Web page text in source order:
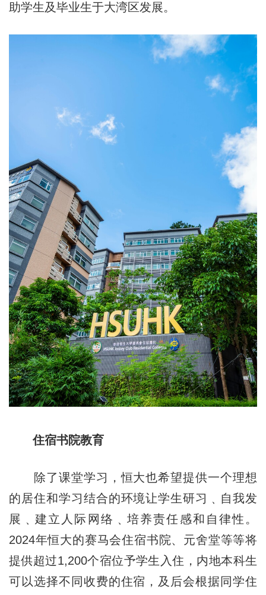
助学生及毕业生于大湾区发展。
住宿书院教育
除了课堂学习，恒大也希望提供一个理想
的居住和学习结合的环境让学生研习﹑自我发
展﹑建立人际网络﹑培养责任感和自律性。
2024年恒大的赛马会住宿书院、元舍堂等等将
提供超过1,200个宿位予学生入住，内地本科生
可以选择不同收费的住宿，及后会根据同学住